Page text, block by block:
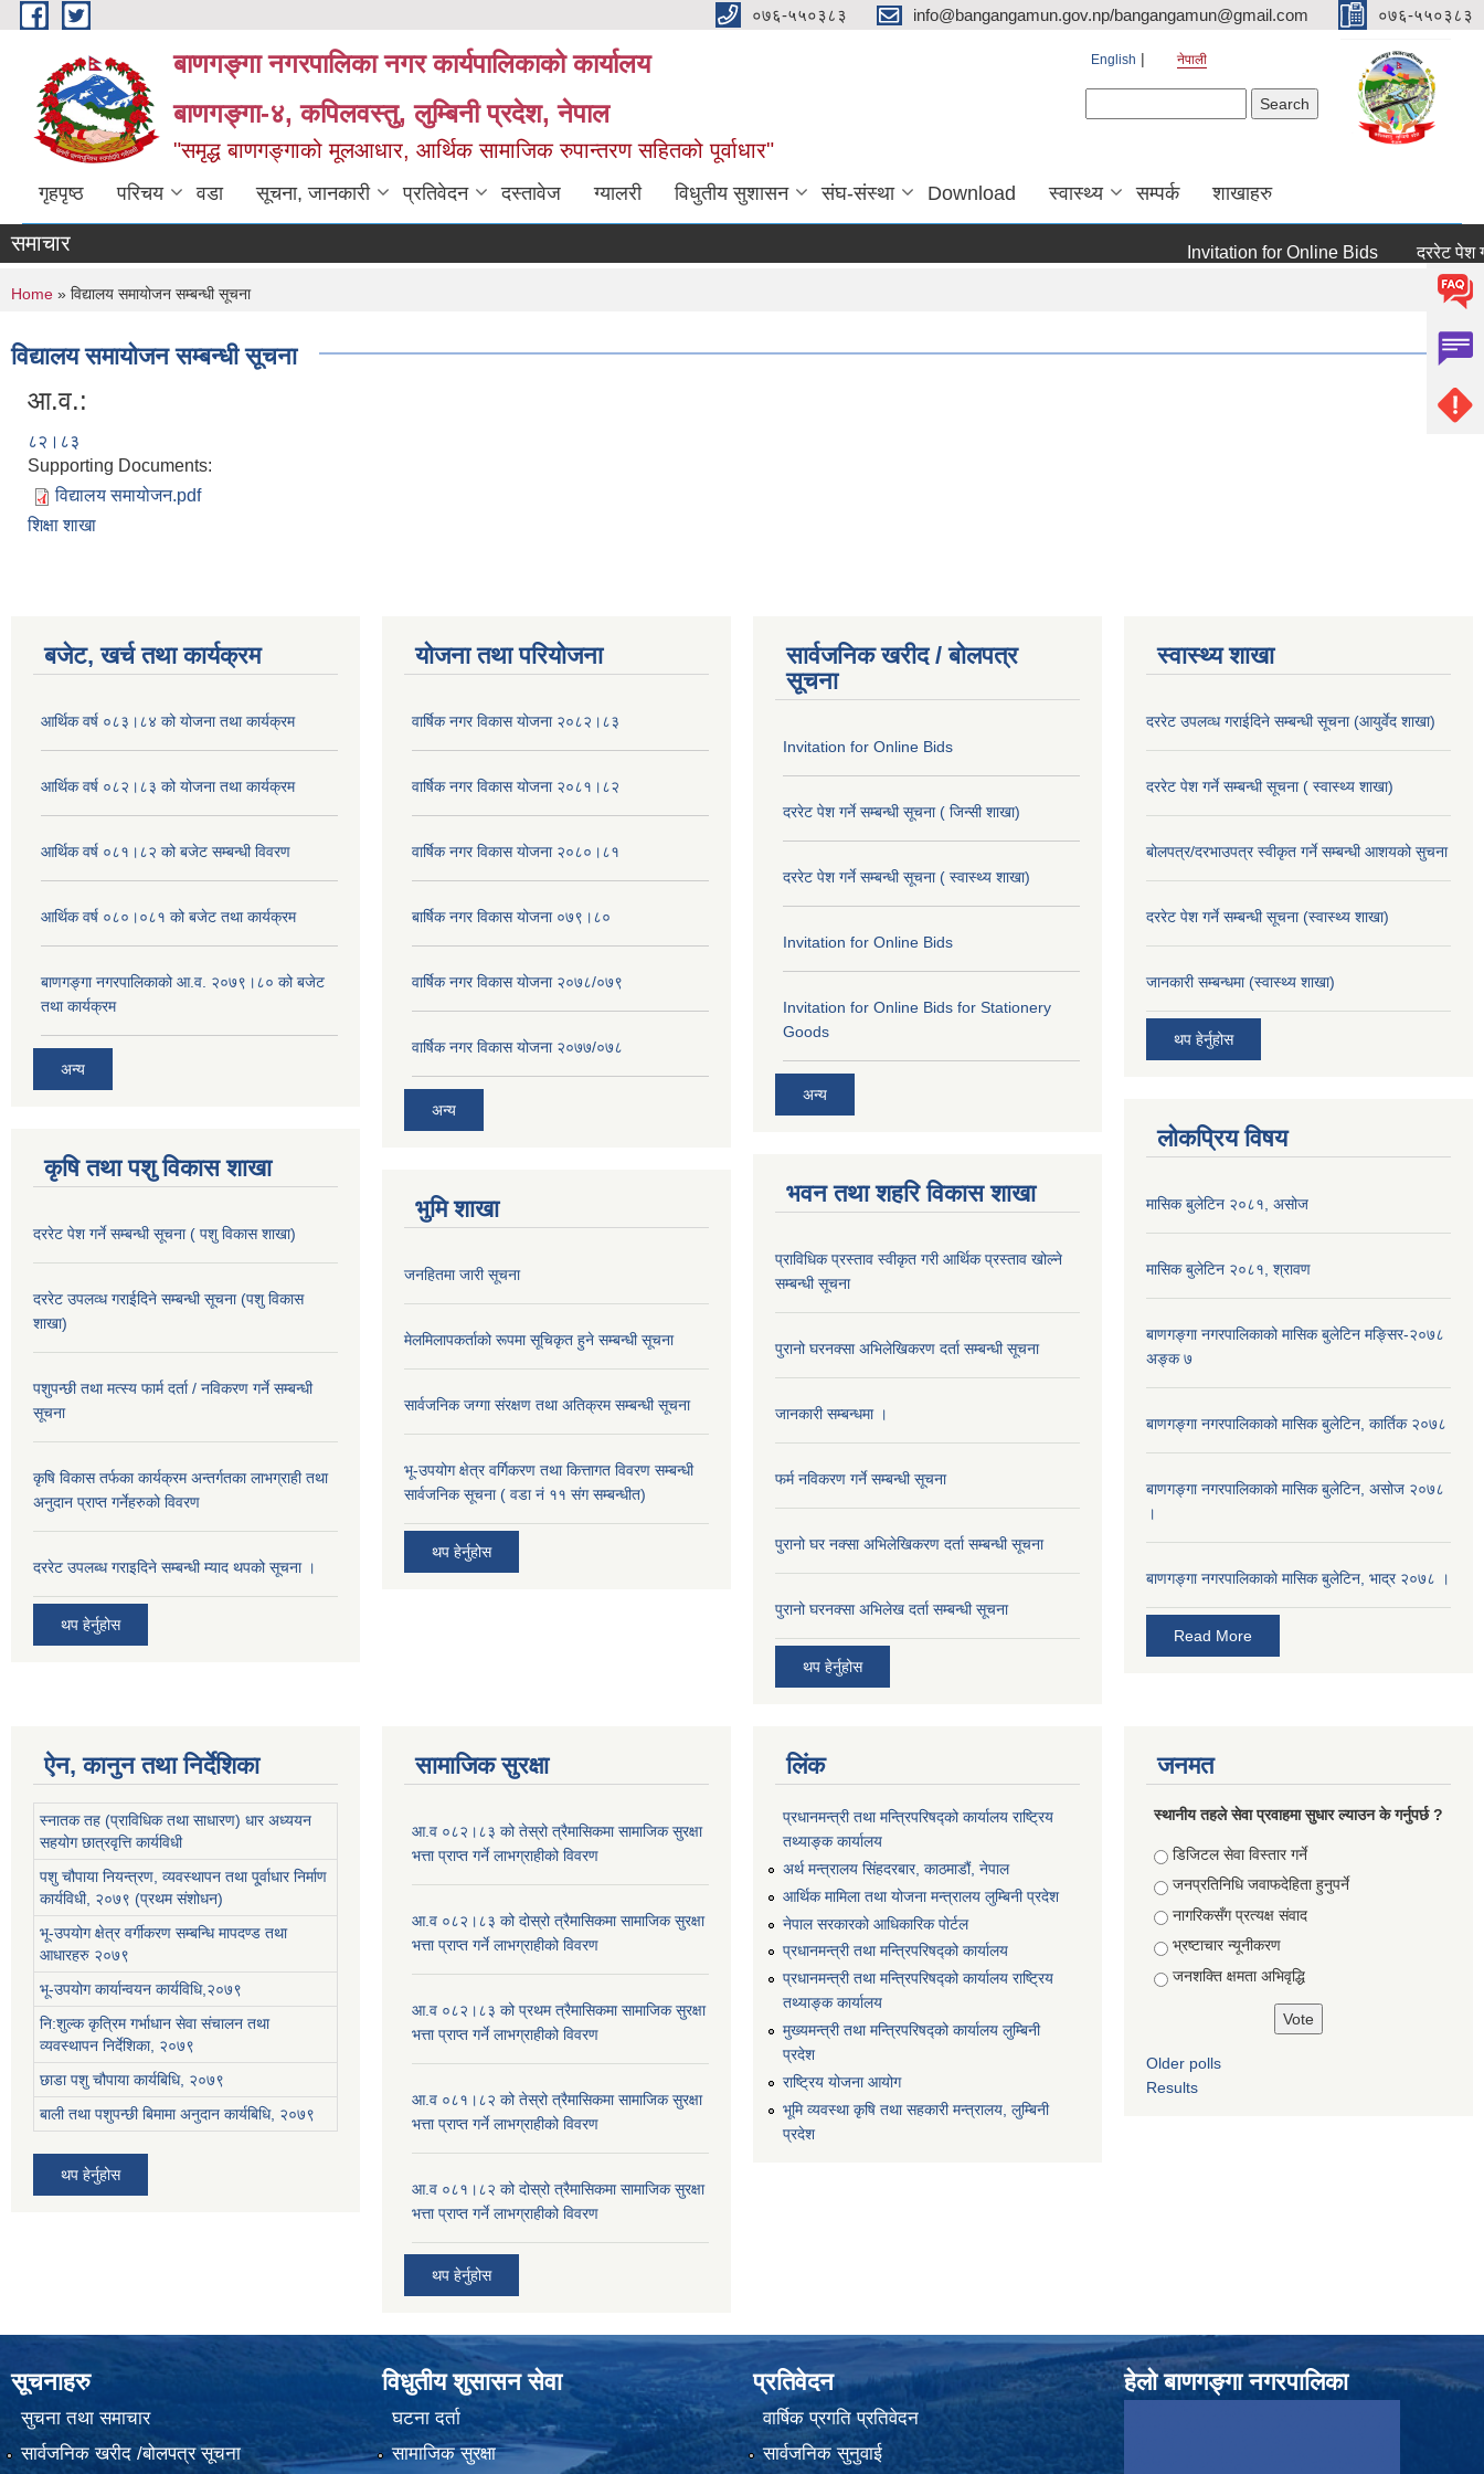
Skip to main content ०७६-५५०३८३ info@bangangamun.gov.np/bangangamun@gmail.com ०७६-५५०३८३
बाणगङ्गा नगरपालिका नगर कार्यपालिकाको कार्यालय
बाणगङ्गा-४, कपिलवस्तु, लुम्बिनी प्रदेश, नेपाल
"समृद्ध बाणगङ्गाको मूलआधार, आर्थिक सामाजिक रुपान्तरण सहितको पूर्वाधार"
English नेपाली
गृहपृष्ठ परिचय वडा सूचना, जानकारी प्रतिवेदन दस्तावेज ग्यालरी विधुतीय सुशासन संघ-संस्था Download स्वास्थ्य सम्पर्क शाखाहरु
समाचार Invitation for Online Bids दररेट पेश गर्ने
You are here
Home » विद्यालय समायोजन सम्बन्धी सूचना
विद्यालय समायोजन सम्बन्धी सूचना
आ.व.:
८२।८३
Supporting Documents:
विद्यालय समायोजन.pdf
शिक्षा शाखा
बजेट, खर्च तथा कार्यक्रम
आर्थिक वर्ष ०८३।८४ को योजना तथा कार्यक्रम
आर्थिक वर्ष ०८२।८३ को योजना तथा कार्यक्रम
आर्थिक वर्ष ०८१।८२ को बजेट सम्बन्धी विवरण
आर्थिक वर्ष ०८०।०८१ को बजेट तथा कार्यक्रम
बाणगङ्गा नगरपालिकाको आ.व. २०७९।८० को बजेट
तथा कार्यक्रम
अन्य
कृषि तथा पशु विकास शाखा
दररेट पेश गर्ने सम्बन्धी सूचना ( पशु विकास शाखा)
दररेट उपलव्ध गराईदिने सम्बन्धी सूचना (पशु विकास
शाखा)
पशुपन्छी तथा मत्स्य फार्म दर्ता / नविकरण गर्ने सम्बन्धी
सूचना
कृषि विकास तर्फका कार्यक्रम अन्तर्गतका लाभग्राही तथा
अनुदान प्राप्त गर्नेहरुको विवरण
दररेट उपलब्ध गराइदिने सम्बन्धी म्याद थपको सूचना ।
थप हेर्नुहोस
योजना तथा परियोजना
वार्षिक नगर विकास योजना २०८२।८३
वार्षिक नगर विकास योजना २०८१।८२
वार्षिक नगर विकास योजना २०८०।८१
बार्षिक नगर विकास योजना ०७९।८०
वार्षिक नगर विकास योजना २०७८/०७९
वार्षिक नगर विकास योजना २०७७/०७८
अन्य
भुमि शाखा
जनहितमा जारी सूचना
मेलमिलापकर्ताको रूपमा सूचिकृत हुने सम्बन्धी सूचना
सार्वजनिक जग्गा संरक्षण तथा अतिक्रम सम्बन्धी सूचना
भू-उपयोग क्षेत्र वर्गिकरण तथा कित्तागत विवरण सम्बन्धी
सार्वजनिक सूचना ( वडा नं ११ संग सम्बन्धीत)
थप हेर्नुहोस
सार्वजनिक खरीद / बोलपत्र
सूचना
Invitation for Online Bids
दररेट पेश गर्ने सम्बन्धी सूचना ( जिन्सी शाखा)
दररेट पेश गर्ने सम्बन्धी सूचना ( स्वास्थ्य शाखा)
Invitation for Online Bids
Invitation for Online Bids for Stationery
Goods
अन्य
भवन तथा शहरि विकास शाखा
प्राविधिक प्रस्ताव स्वीकृत गरी आर्थिक प्रस्ताव खोल्ने
सम्बन्धी सूचना
पुरानो घरनक्सा अभिलेखिकरण दर्ता सम्बन्धी सूचना
जानकारी सम्बन्धमा ।
फर्म नविकरण गर्ने सम्बन्धी सूचना
पुरानो घर नक्सा अभिलेखिकरण दर्ता सम्बन्धी सूचना
पुरानो घरनक्सा अभिलेख दर्ता सम्बन्धी सूचना
थप हेर्नुहोस
स्वास्थ्य शाखा
दररेट उपलव्ध गराईदिने सम्बन्धी सूचना (आयुर्वेद शाखा)
दररेट पेश गर्ने सम्बन्धी सूचना ( स्वास्थ्य शाखा)
बोलपत्र/दरभाउपत्र स्वीकृत गर्ने सम्बन्धी आशयको सुचना
दररेट पेश गर्ने सम्बन्धी सूचना (स्वास्थ्य शाखा)
जानकारी सम्बन्धमा (स्वास्थ्य शाखा)
थप हेर्नुहोस
लोकप्रिय विषय
मासिक बुलेटिन २०८१, असोज
मासिक बुलेटिन २०८१, श्रावण
बाणगङ्गा नगरपालिकाको मासिक बुलेटिन मङ्सिर-२०७८
अङ्क ७
बाणगङ्गा नगरपालिकाको मासिक बुलेटिन, कार्तिक २०७८
बाणगङ्गा नगरपालिकाको मासिक बुलेटिन, असोज २०७८
।
बाणगङ्गा नगरपालिकाकाे मासिक बुलेटिन, भाद्र २०७८ ।
Read More
ऐन, कानुन तथा निर्देशिका
स्नातक तह (प्राविधिक तथा साधारण) धार अध्ययन
सहयोग छात्रवृत्ति कार्यविधी
पशु चौपाया नियन्त्रण, व्यवस्थापन तथा पू्र्वाधार निर्माण
कार्यविधी, २०७९ (प्रथम संशोधन)
भू-उपयोग क्षेत्र वर्गीकरण सम्बन्धि मापदण्ड तथा
आधारहरु २०७९
भू-उपयोग कार्यान्वयन कार्यविधि,२०७९
नि:शुल्क कृत्रिम गर्भाधान सेवा संचालन तथा
व्यवस्थापन निर्देशिका, २०७९
छाडा पशु चौपाया कार्यबिधि, २०७९
बाली तथा पशुपन्छी बिमामा अनुदान कार्यबिधि, २०७९
थप हेर्नुहोस
सामाजिक सुरक्षा
आ.व ०८२।८३ को तेस्रो त्रैमासिकमा सामाजिक सुरक्षा
भत्ता प्राप्त गर्ने लाभग्राहीको विवरण
आ.व ०८२।८३ को दोस्रो त्रैमासिकमा सामाजिक सुरक्षा
भत्ता प्राप्त गर्ने लाभग्राहीको विवरण
आ.व ०८२।८३ को प्रथम त्रैमासिकमा सामाजिक सुरक्षा
भत्ता प्राप्त गर्ने लाभग्राहीको विवरण
आ.व ०८१।८२ को तेस्रो त्रैमासिकमा सामाजिक सुरक्षा
भत्ता प्राप्त गर्ने लाभग्राहीको विवरण
आ.व ०८१।८२ को दोस्रो त्रैमासिकमा सामाजिक सुरक्षा
भत्ता प्राप्त गर्ने लाभग्राहीको विवरण
थप हेर्नुहोस
लिंक
प्रधानमन्त्री तथा मन्त्रिपरिषद्को कार्यालय राष्ट्रिय
तथ्याङ्क कार्यालय
अर्थ मन्त्रालय सिंहदरबार, काठमाडौं, नेपाल
आर्थिक मामिला तथा योजना मन्त्रालय लुम्बिनी प्रदेश
नेपाल सरकारको आधिकारिक पोर्टल
प्रधानमन्त्री तथा मन्त्रिपरिषद्को कार्यालय
प्रधानमन्त्री तथा मन्त्रिपरिषद्को कार्यालय राष्ट्रिय
तथ्याङ्क कार्यालय
मुख्यमन्त्री तथा मन्त्रिपरिषद्को कार्यालय लुम्बिनी
प्रदेश
राष्ट्रिय योजना आयोग
भूमि व्यवस्था कृषि तथा सहकारी मन्त्रालय, लुम्बिनी
प्रदेश
जनमत
स्थानीय तहले सेवा प्रवाहमा सुधार ल्याउन के गर्नुपर्छ ?
Choices
डिजिटल सेवा विस्तार गर्ने
जनप्रतिनिधि जवाफदेहिता हुनुपर्ने
नागरिकसँग प्रत्यक्ष संवाद
भ्रष्टाचार न्यूनीकरण
जनशक्ति क्षमता अभिवृद्धि
Older polls
Results
सूचनाहरु
सुचना तथा समाचार
सार्वजनिक खरीद /बोलपत्र सूचना
विधुतीय शुसासन सेवा
घटना दर्ता
सामाजिक सुरक्षा
प्रतिवेदन
वार्षिक प्रगति प्रतिवेदन
सार्वजनिक सुनुवाई
हेलाे बाणगङ्गा नगरपालिका